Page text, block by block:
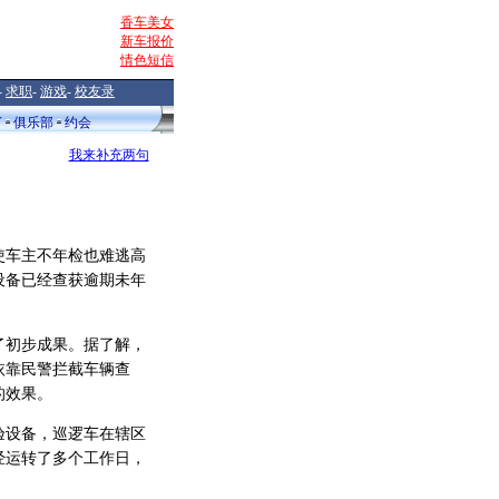
香车美女
新车报价
情色短信
求职- 游戏- 校友录
俱乐部 约会
我来补充两句
主不年检也难逃高
已经查获逾期未年
步成果。据了解，
民警拦截车辆查
果。
备，巡逻车在辖区
转了多个工作日，